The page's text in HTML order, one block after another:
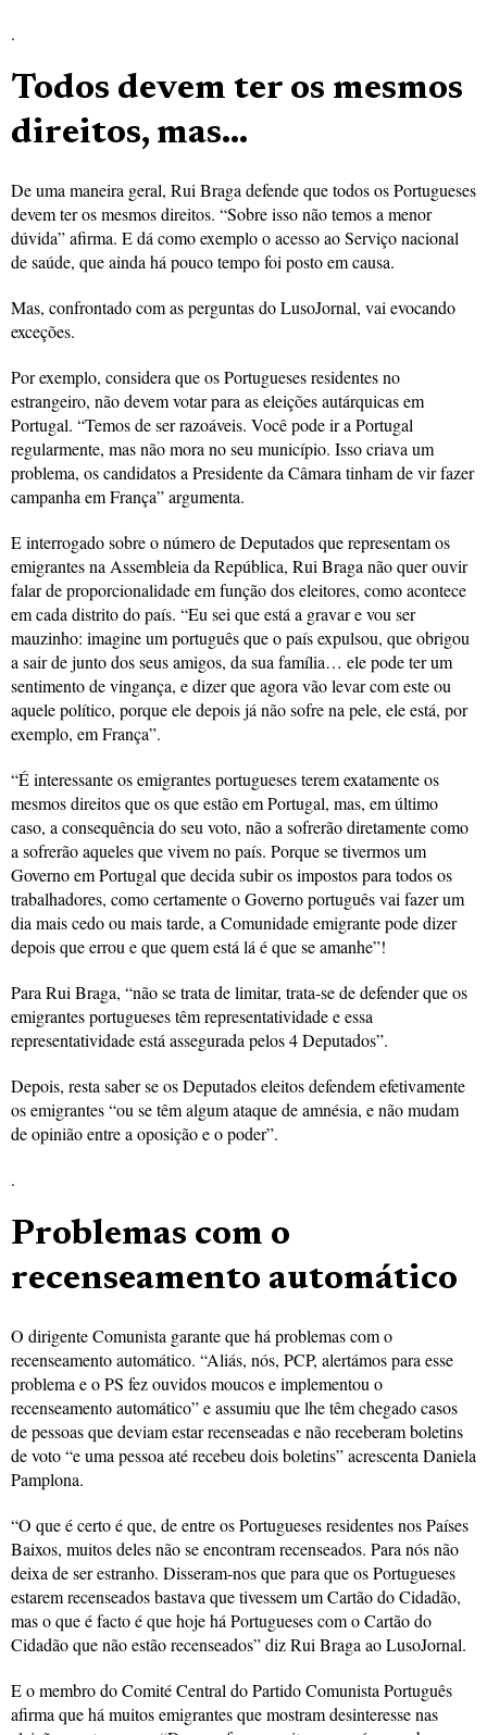
.
Todos devem ter os mesmos
direitos, mas…
De uma maneira geral, Rui Braga defende que todos os Portugueses
devem ter os mesmos direitos. “Sobre isso não temos a menor
dúvida” afirma. E dá como exemplo o acesso ao Serviço nacional
de saúde, que ainda há pouco tempo foi posto em causa.
Mas, confrontado com as perguntas do LusoJornal, vai evocando
exceções.
Por exemplo, considera que os Portugueses residentes no
estrangeiro, não devem votar para as eleições autárquicas em
Portugal. “Temos de ser razoáveis. Você pode ir a Portugal
regularmente, mas não mora no seu município. Isso criava um
problema, os candidatos a Presidente da Câmara tinham de vir fazer
campanha em França” argumenta.
E interrogado sobre o número de Deputados que representam os
emigrantes na Assembleia da República, Rui Braga não quer ouvir
falar de proporcionalidade em função dos eleitores, como acontece
em cada distrito do país. “Eu sei que está a gravar e vou ser
mauzinho: imagine um português que o país expulsou, que obrigou
a sair de junto dos seus amigos, da sua família… ele pode ter um
sentimento de vingança, e dizer que agora vão levar com este ou
aquele político, porque ele depois já não sofre na pele, ele está, por
exemplo, em França”.
“É interessante os emigrantes portugueses terem exatamente os
mesmos direitos que os que estão em Portugal, mas, em último
caso, a consequência do seu voto, não a sofrerão diretamente como
a sofrerão aqueles que vivem no país. Porque se tivermos um
Governo em Portugal que decida subir os impostos para todos os
trabalhadores, como certamente o Governo português vai fazer um
dia mais cedo ou mais tarde, a Comunidade emigrante pode dizer
depois que errou e que quem está lá é que se amanhe”!
Para Rui Braga, “não se trata de limitar, trata-se de defender que os
emigrantes portugueses têm representatividade e essa
representatividade está assegurada pelos 4 Deputados”.
Depois, resta saber se os Deputados eleitos defendem efetivamente
os emigrantes “ou se têm algum ataque de amnésia, e não mudam
de opinião entre a oposição e o poder”.
.
Problemas com o
recenseamento automático
O dirigente Comunista garante que há problemas com o
recenseamento automático. “Aliás, nós, PCP, alertámos para esse
problema e o PS fez ouvidos moucos e implementou o
recenseamento automático” e assumiu que lhe têm chegado casos
de pessoas que deviam estar recenseadas e não receberam boletins
de voto “e uma pessoa até recebeu dois boletins” acrescenta Daniela
Pamplona.
“O que é certo é que, de entre os Portugueses residentes nos Países
Baixos, muitos deles não se encontram recenseados. Para nós não
deixa de ser estranho. Disseram-nos que para que os Portugueses
estarem recenseados bastava que tivessem um Cartão do Cidadão,
mas o que é facto é que hoje há Portugueses com o Cartão do
Cidadão que não estão recenseados” diz Rui Braga ao LusoJornal.
E o membro do Comité Central do Partido Comunista Português
afirma que há muitos emigrantes que mostram desinteresse nas